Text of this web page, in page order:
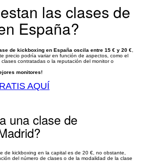
las clases de
España?
de kickboxing en España oscila entre 15 € y 20 €
precio podría variar en función de aspectos, como el
contratadas o la reputación del monitor o
monitores!
AQUÍ
una clase de
de kickboxing en la capital es de 20 €, no obstante,
del número de clases o de la modalidad de la clase